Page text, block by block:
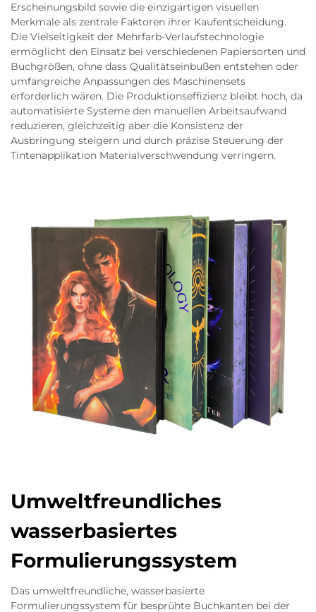
Erscheinungsbild sowie die einzigartigen visuellen
Merkmale als zentrale Faktoren ihrer Kaufentscheidung.
Die Vielseitigkeit der Mehrfarb-Verlaufstechnologie
ermöglicht den Einsatz bei verschiedenen Papiersorten und
Buchgrößen, ohne dass Qualitätseinbußen entstehen oder
umfangreiche Anpassungen des Maschinensets
erforderlich wären. Die Produktionseffizienz bleibt hoch, da
automatisierte Systeme den manuellen Arbeitsaufwand
reduzieren, gleichzeitig aber die Konsistenz der
Ausbringung steigern und durch präzise Steuerung der
Tintenapplikation Materialverschwendung verringern.
Umweltfreundliches
wasserbasiertes
Formulierungssystem
Das umweltfreundliche, wasserbasierte
Formulierungssystem für besprühte Buchkanten bei der